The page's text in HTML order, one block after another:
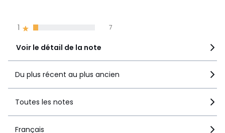
1 7
Voir le détail de la note
Du plus récent au plus ancien
Toutes les notes
Français